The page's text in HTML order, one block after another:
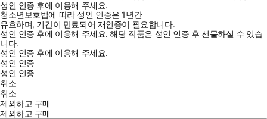
성인 인증 후에 이용해 주세요.
청소년보호법에 따라 성인 인증은 1년간
유효하며, 기간이 만료되어 재인증이 필요합니다.
성인 인증 후에 이용해 주세요.해당 작품은 성인 인증 후 선물하실 수 있습
니다.
성인 인증 후에 이용해 주세요.
성인 인증
성인 인증
취소
취소
제외하고 구매
제외하고 구매